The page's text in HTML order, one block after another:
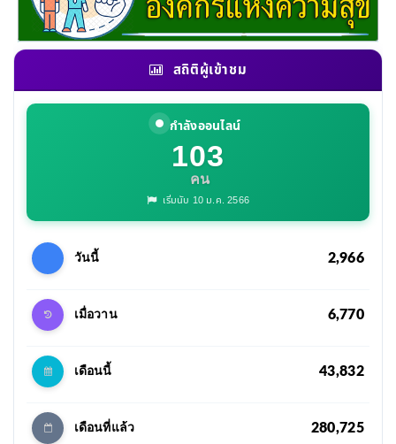
สถิติผู้เข้าชม
กำลังออนไลน์
103
คน
เริ่มนับ 10 ม.ค. 2566
วันนี้ 2,966
เมื่อวาน 6,770
เดือนนี้ 43,832
เดือนที่แล้ว 280,725